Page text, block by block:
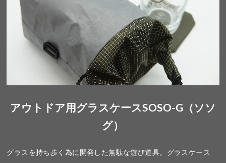
アウトドア用グラスケースSOSO-G（ソソ
グ）
グラスを持ち歩く為に開発した無駄な遊び道具。グラスケース